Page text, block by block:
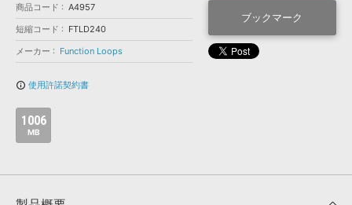
BGM »
お問い合わせ » 無償のサウンド管理ソフト
APS
商品コード
A4957
短縮コード
FTLD240
メーカー
Function Loops
info_outline 使用許諾契約書
1006
MB
ブックマーク